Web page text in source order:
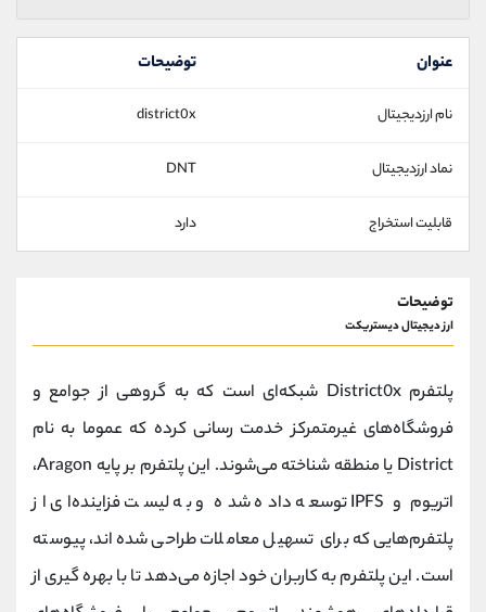
عنوان توضیحات
نام ارزدیجیتال district0x
نماد ارزدیجیتال DNT
قابلیت استخراج دارد
توضیحات
ارز دیجیتال دیستریکت
پلتفرم District0x شبکه‌ای است که به گروهی از جوامع و
فروشگاه‌های غیرمتمرکز خدمت رسانی کرده که عموما به نام
District یا منطقه شناخته می‌شوند. این پلتفرم بر پایه Aragon،
اتریوم و IPFS توسعه داده شده و به لیست فزاینده‌ای از
پلتفرم‌هایی که برای تسهیل معاملات طراحی شده‌اند، پیوسته
است. این پلتفرم به کاربران خود اجازه می‌دهد تا با بهره گیری از